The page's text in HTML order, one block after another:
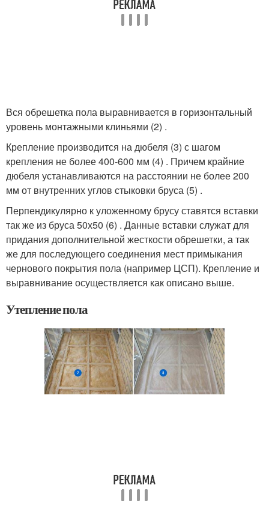
Вся обрешетка пола выравнивается в горизонтальный
уровень монтажными клиньями (2) .
Крепление производится на дюбеля (3) с шагом
крепления не более 400-600 мм (4) . Причем крайние
дюбеля устанавливаются на расстоянии не более 200
мм от внутренних углов стыковки бруса (5) .
Перпендикулярно к уложенному брусу ставятся вставки
так же из бруса 50х50 (6) . Данные вставки служат для
придания дополнительной жесткости обрешетки, а так
же для последующего соединения мест примыкания
чернового покрытия пола (например ЦСП). Крепление и
выравнивание осуществляется как описано выше.
Утепление пола